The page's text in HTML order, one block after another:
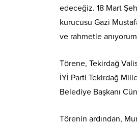
edeceğiz. 18 Mart
kurucusu Gazi
ve rahmetle
Törene, Tekirdağ
İYİ Parti Tekirdağ
Belediye Başkanı
Törenin ardından,